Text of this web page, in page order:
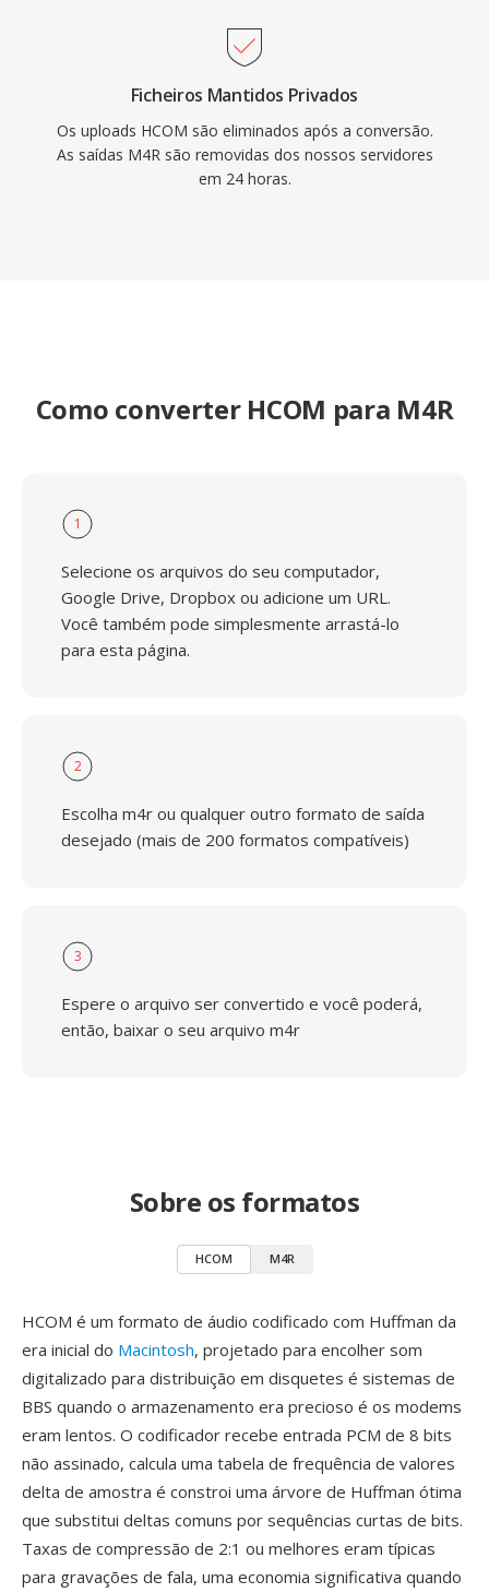
Ficheiros Mantidos Privados
Os uploads HCOM são eliminados após a conversão.
As saídas M4R são removidas dos nossos servidores
em 24 horas.
Como converter HCOM para M4R
1
Selecione os arquivos do seu computador,
Google Drive, Dropbox ou adicione um URL.
Você também pode simplesmente arrastá-lo
para esta página.
2
Escolha m4r ou qualquer outro formato de saída
desejado (mais de 200 formatos compatíveis)
3
Espere o arquivo ser convertido e você poderá,
então, baixar o seu arquivo m4r
Sobre os formatos
HCOM M4R
HCOM é um formato de áudio codificado com Huffman da
era inicial do Macintosh, projetado para encolher som
digitalizado para distribuição em disquetes é sistemas de
BBS quando o armazenamento era precioso é os modems
eram lentos. O codificador recebe entrada PCM de 8 bits
não assinado, calcula uma tabela de frequência de valores
delta de amostra é constroi uma árvore de Huffman ótima
que substitui deltas comuns por sequências curtas de bits.
Taxas de compressão de 2:1 ou melhores eram típicas
para gravações de fala, uma economia significativa quando